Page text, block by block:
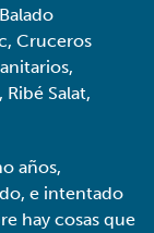
Cruceros
Ribé Salat,
años,
e intentado
hay cosas que